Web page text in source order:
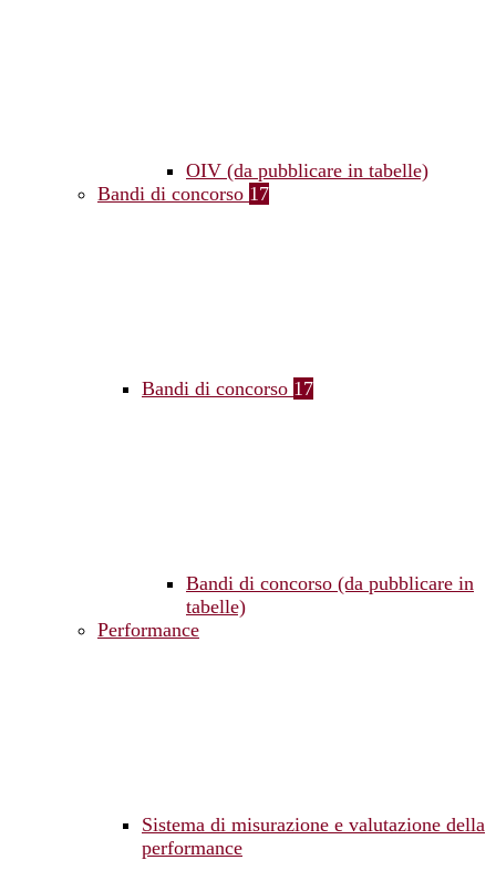
OIV (da pubblicare in tabelle)
Bandi di concorso 17
Bandi di concorso 17
Bandi di concorso (da pubblicare in
tabelle)
Performance
Sistema di misurazione e valutazione della
performance